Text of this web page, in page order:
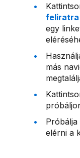
feliratra
egy
más
elérni a